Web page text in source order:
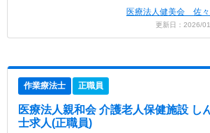
医療法人健美会 佐
更新日：2026/
作業療法士 正職員
医療法人親和会 介護老人保健施設 し
士求人(正職員)